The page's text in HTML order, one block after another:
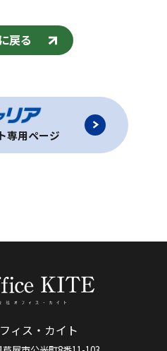
戻る
専用ページ
ィス・カイト